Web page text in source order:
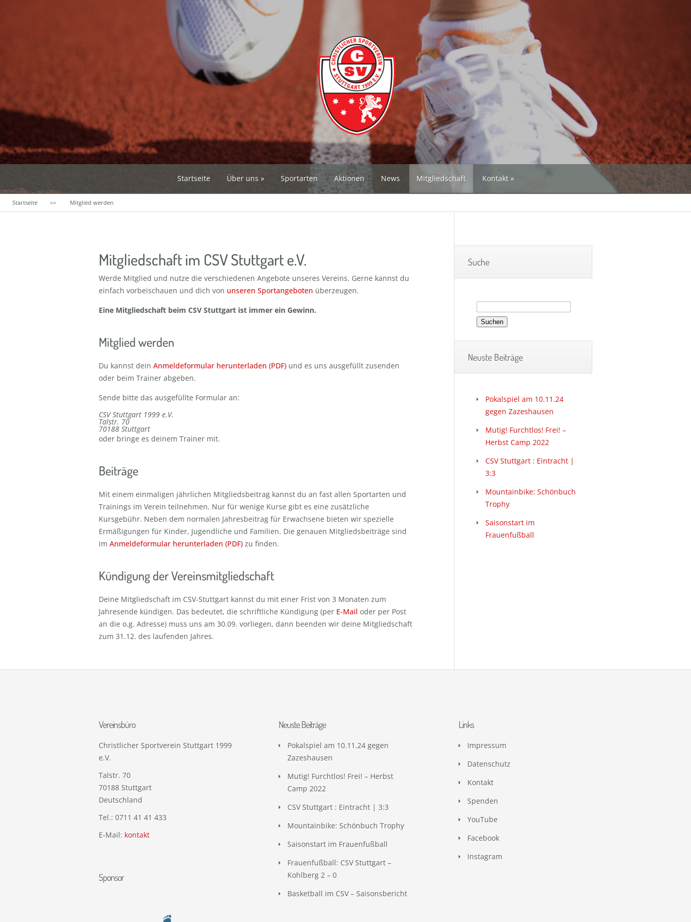
Startseite Über uns Sportarten Aktionen News Mitgliedschaft Kontakt
Startseite Mitglied werden
Mitgliedschaft im CSV Stuttgart e.V.
Werde Mitglied und nutze die verschiedenen Angebote unseres Vereins. Gerne kannst du
einfach vorbeischauen und dich von unseren Sportangeboten überzeugen.
Eine Mitgliedschaft beim CSV Stuttgart ist immer ein Gewinn.
Mitglied werden
Du kannst dein Anmeldeformular herunterladen (PDF) und es uns ausgefüllt zusenden
oder beim Trainer abgeben.
Sende bitte das ausgefüllte Formular an:
CSV Stuttgart 1999 e.V.
Talstr. 70
70188 Stuttgart
oder bringe es deinem Trainer mit.
Beiträge
Mit einem einmaligen jährlichen Mitgliedsbeitrag kannst du an fast allen Sportarten und
Trainings im Verein teilnehmen. Nur für wenige Kurse gibt es eine zusätzliche
Kursgebühr. Neben dem normalen Jahresbeitrag für Erwachsene bieten wir spezielle
Ermäßigungen für Kinder, Jugendliche und Familien. Die genauen Mitgliedsbeiträge sind
im Anmeldeformular herunterladen (PDF) zu finden.
Kündigung der Vereinsmitgliedschaft
Deine Mitgliedschaft im CSV-Stuttgart kannst du mit einer Frist von 3 Monaten zum
Jahresende kündigen. Das bedeutet, die schriftliche Kündigung (per E-Mail oder per Post
an die o.g. Adresse) muss uns am 30.09. vorliegen, dann beenden wir deine Mitgliedschaft
zum 31.12. des laufenden Jahres.
Suche
Suchen
nach:
Neuste Beiträge
Pokalspiel am 10.11.24
gegen Zazeshausen
Mutig! Furchtlos! Frei! –
Herbst Camp 2022
CSV Stuttgart : Eintracht |
3:3
Mountainbike: Schönbuch
Trophy
Saisonstart im
Frauenfußball
Vereinsbüro
Christlicher Sportverein Stuttgart 1999
e.V.
Talstr. 70
70188 Stuttgart
Deutschland
Tel.: 0711 41 41 433
E-Mail: kontakt
Sponsor
Neuste Beiträge
Pokalspiel am 10.11.24 gegen
Zazeshausen
Mutig! Furchtlos! Frei! – Herbst
Camp 2022
CSV Stuttgart : Eintracht | 3:3
Mountainbike: Schönbuch Trophy
Saisonstart im Frauenfußball
Frauenfußball: CSV Stuttgart –
Kohlberg 2 – 0
Basketball im CSV – Saisonsbericht
Links
Impressum
Datenschutz
Kontakt
Spenden
YouTube
Facebook
Instagram